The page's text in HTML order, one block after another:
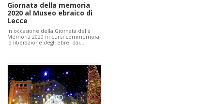
Giornata della memoria
2020 al Museo ebraico di
Lecce
In occasione della Giornata della
Memoria 2020 in cui si commemora
la liberazione degli ebrei dai…